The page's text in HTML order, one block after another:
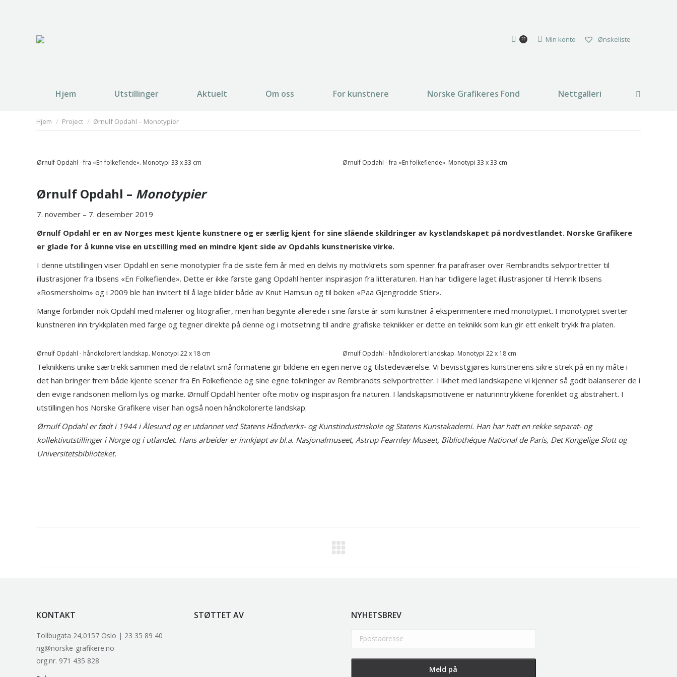
22 Min konto Ønskeliste
Hjem Utstillinger Aktuelt Om oss For kunstnere Norske Grafikeres Fond Nettgalleri Search:
You are here:
Hjem Project Ørnulf Opdahl – Monotypier
Ørnulf Opdahl - fra «En folkefiende». Monotypi 33 x 33 cm Ørnulf Opdahl - fra «En folkefiende». Monotypi 33 x 33 cm
Ørnulf Opdahl – Monotypier
7. november – 7. desember 2019
Ørnulf Opdahl er en av Norges mest kjente kunstnere og er særlig kjent for sine slående skildringer av kystlandskapet på nordvestlandet. Norske Grafikere
er glade for å kunne vise en utstilling med en mindre kjent side av Opdahls kunstneriske virke.
I denne utstillingen viser Opdahl en serie monotypier fra de siste fem år med en delvis ny motivkrets som spenner fra parafraser over Rembrandts selvportretter til
illustrasjoner fra Ibsens «En Folkefiende». Dette er ikke første gang Opdahl henter inspirasjon fra litteraturen. Han har tidligere laget illustrasjoner til Henrik Ibsens
«Rosmersholm» og i 2009 ble han invitert til å lage bilder både av Knut Hamsun og til boken «Paa Gjengrodde Stier».
Mange forbinder nok Opdahl med malerier og litografier, men han begynte allerede i sine første år som kunstner å eksperimentere med monotypiet. I monotypiet sverter
kunstneren inn trykkplaten med farge og tegner direkte på denne og i motsetning til andre grafiske teknikker er dette en teknikk som kun gir ett enkelt trykk fra platen.
Ørnulf Opdahl - håndkolorert landskap. Monotypi 22 x 18 cm Ørnulf Opdahl - håndkolorert landskap. Monotypi 22 x 18 cm
Teknikkens unike særtrekk sammen med de relativt små formatene gir bildene en egen nerve og tilstedeværelse. Vi bevisstgjøres kunstnerens sikre strek på en ny måte i
det han bringer frem både kjente scener fra En Folkefiende og sine egne tolkninger av Rembrandts selvportretter. I likhet med landskapene vi kjenner så godt balanserer de i
den evige randsonen mellom lys og mørke. Ørnulf Opdahl henter ofte motiv og inspirasjon fra naturen. I landskapsmotivene er naturinntrykkene forenklet og abstrahert. I
utstillingen hos Norske Grafikere viser han også noen håndkolorerte landskap.
Ørnulf Opdahl er født i 1944 i Ålesund og er utdannet ved Statens Håndverks- og Kunstindustriskole og Statens Kunstakademi. Han har hatt en rekke separat- og
kollektivutstillinger i Norge og i utlandet. Hans arbeider er innkjøpt av bl.a. Nasjonalmuseet, Astrup Fearnley Museet, Bibliothéque National de Paris, Det Kongelige Slott og
Universitetsbiblioteket.
KONTAKT
Tollbugata 24,0157 Oslo | 23 35 89 40
ng@norske-grafikere.no
org.nr. 971 435 828
STØTTET AV NYHETSBREV